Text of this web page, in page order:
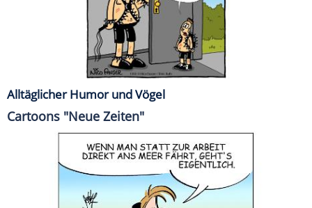
Alltäglicher Humor und Vögel
Cartoons "Neue Zeiten"